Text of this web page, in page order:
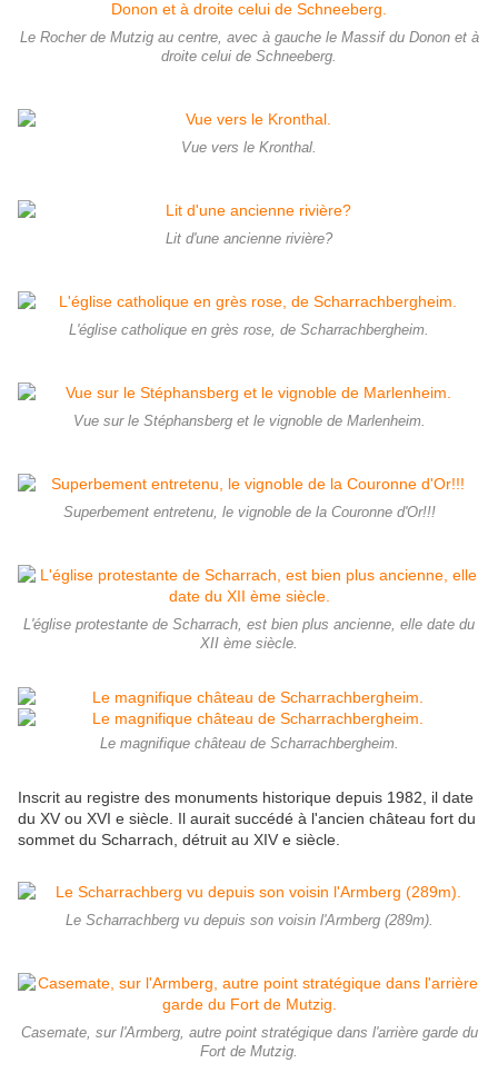
Le Rocher de Mutzig au centre, avec à gauche le Massif du Donon et à
droite celui de Schneeberg.
Vue vers le Kronthal.
Lit d'une ancienne rivière?
L'église catholique en grès rose, de Scharrachbergheim.
Vue sur le Stéphansberg et le vignoble de Marlenheim.
Superbement entretenu, le vignoble de la Couronne d'Or!!!
L'église protestante de Scharrach, est bien plus ancienne, elle date du
XII ème siècle.
Le magnifique château de Scharrachbergheim.
Inscrit au registre des monuments historique depuis 1982, il date
du XV ou XVI e siècle. Il aurait succédé à l'ancien château fort du
sommet du Scharrach, détruit au XIV e siècle.
Le Scharrachberg vu depuis son voisin l'Armberg (289m).
Casemate, sur l'Armberg, autre point stratégique dans l'arrière garde du
Fort de Mutzig.